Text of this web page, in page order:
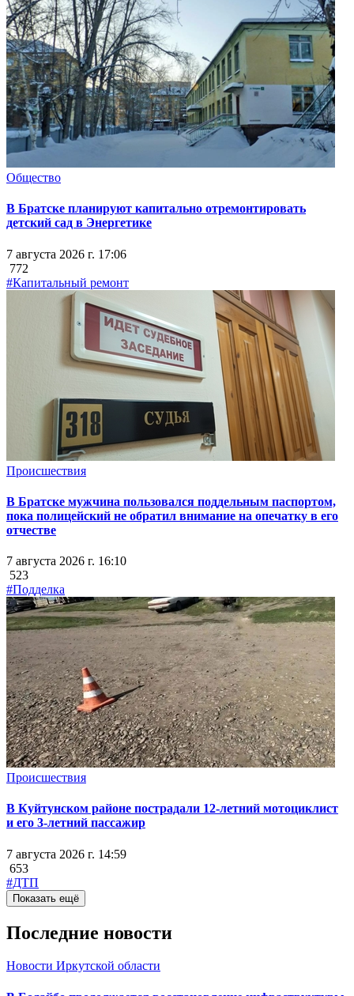
Общество
В Братске планируют капитально отремонтировать
детский сад в Энергетике
7 августа 2026 г. 17:06
772
#Капитальный ремонт
Происшествия
В Братске мужчина пользовался поддельным паспортом,
пока полицейский не обратил внимание на опечатку в его
отчестве
7 августа 2026 г. 16:10
523
#Подделка
Происшествия
В Куйтунском районе пострадали 12-летний мотоциклист
и его 3-летний пассажир
7 августа 2026 г. 14:59
653
#ДТП
Показать ещё
Последние новости
Новости Иркутской области